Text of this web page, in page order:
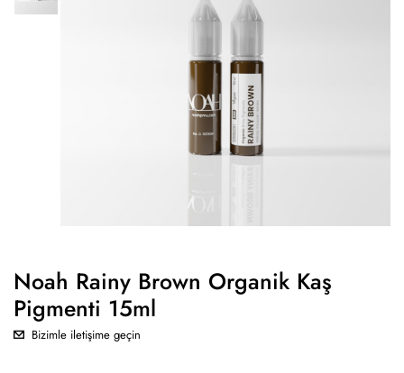
Noah Rainy Brown Organik Kaş
Pigmenti 15ml
Bizimle iletişime geçin